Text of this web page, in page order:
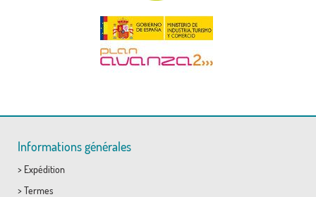
Informations générales
> Expédition
> Termes